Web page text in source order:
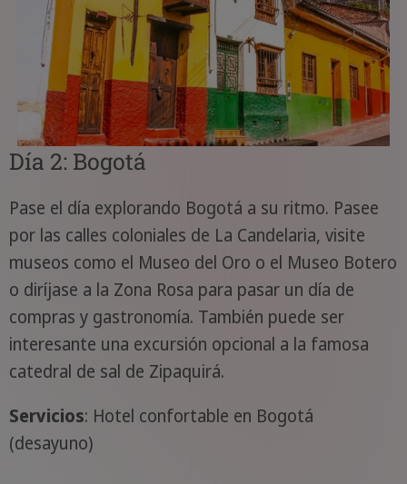
Día 2: Bogotá
Pase el día explorando Bogotá a su ritmo. Pasee
por las calles coloniales de La Candelaria, visite
museos como el Museo del Oro o el Museo Botero
o diríjase a la Zona Rosa para pasar un día de
compras y gastronomía. También puede ser
interesante una excursión opcional a la famosa
catedral de sal de Zipaquirá.
Servicios: Hotel confortable en Bogotá
(desayuno)